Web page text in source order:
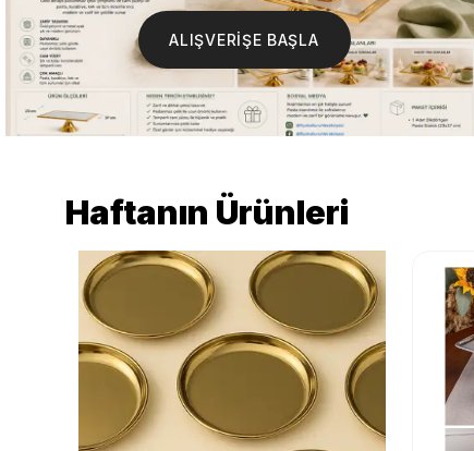
ALIŞVERİŞE BAŞLA
Haftanın Ürünleri